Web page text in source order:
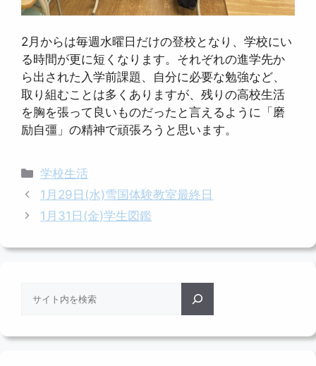
2月からは毎週水曜日だけの登校となり、学校にい
る時間が更に短くなります。それぞれの進学先か
ら出された入学前課題、自分に必要な勉強など、
取り組むことは多くありますが、残りの高校生活
を胸を張って良いものだったと言えるように「磨
励自彊」の精神で頑張ろうと思います。
カ
テ
リ
学校生活
1月29日(水)雪国体験教室最終日
1月31日(金)学生図鑑